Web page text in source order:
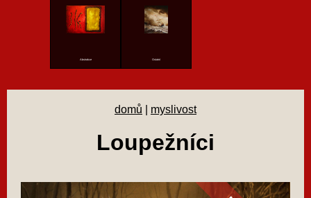
Abstrakce Ostatní
domů myslivost
Loupežníci